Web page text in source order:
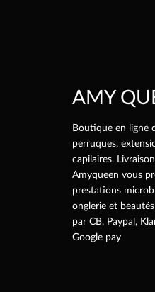
AMY
Boutique en ligne
perruques,
capilaires.
Amyqueen vous
prestations
onglerie et
par CB, Paypal,
Google pay